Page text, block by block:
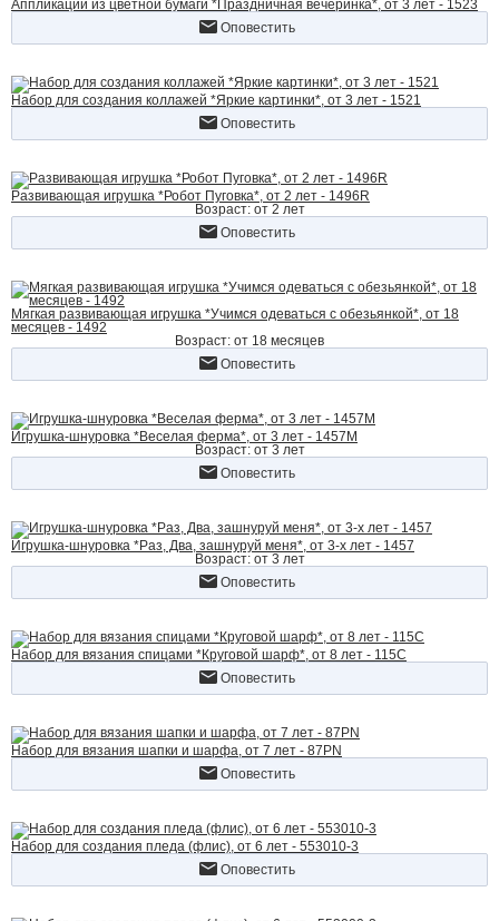
Аппликации из цветной бумаги *Праздничная вечеринка*, от 3 лет - 1523
Оповестить
Набор для создания коллажей *Яркие картинки*, от 3 лет - 1521
Оповестить
Развивающая игрушка *Робот Пуговка*, от 2 лет - 1496R
Возраст: от 2 лет
Оповестить
Мягкая развивающая игрушка *Учимся одеваться с обезьянкой*, от 18
месяцев - 1492
Возраст: от 18 месяцев
Оповестить
Игрушка-шнуровка *Веселая ферма*, от 3 лет - 1457M
Возраст: от 3 лет
Оповестить
Игрушка-шнуровка *Раз, Два, зашнуруй меня*, от 3-х лет - 1457
Возраст: от 3 лет
Оповестить
Набор для вязания спицами *Круговой шарф*, от 8 лет - 115C
Оповестить
Набор для вязания шапки и шарфа, от 7 лет - 87PN
Оповестить
Набор для создания пледа (флис), от 6 лет - 553010-3
Оповестить